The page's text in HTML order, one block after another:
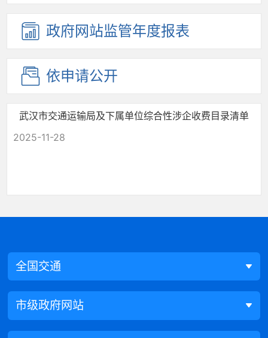
政府网站监管年度报表
依申请公开
武汉市交通运输局及下属单位综合性涉企收费目录清单
2025-11-28
全国交通
市级政府网站